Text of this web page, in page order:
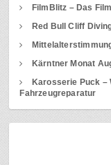
FilmBlitz – Das
Red Bull Cliff
Kärntner Monat
Karosserie Puck –
Fahrzeugreparatur